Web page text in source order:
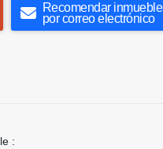
Recomendar inmueble
por correo electrónico
: